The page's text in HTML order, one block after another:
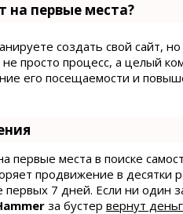
на первые места?
создать свой сайт,
просто процесс, а целый
его посещаемости и
первые места в поиске
продвижение в десятки
7 дней. Если ни один
за бустер вернут